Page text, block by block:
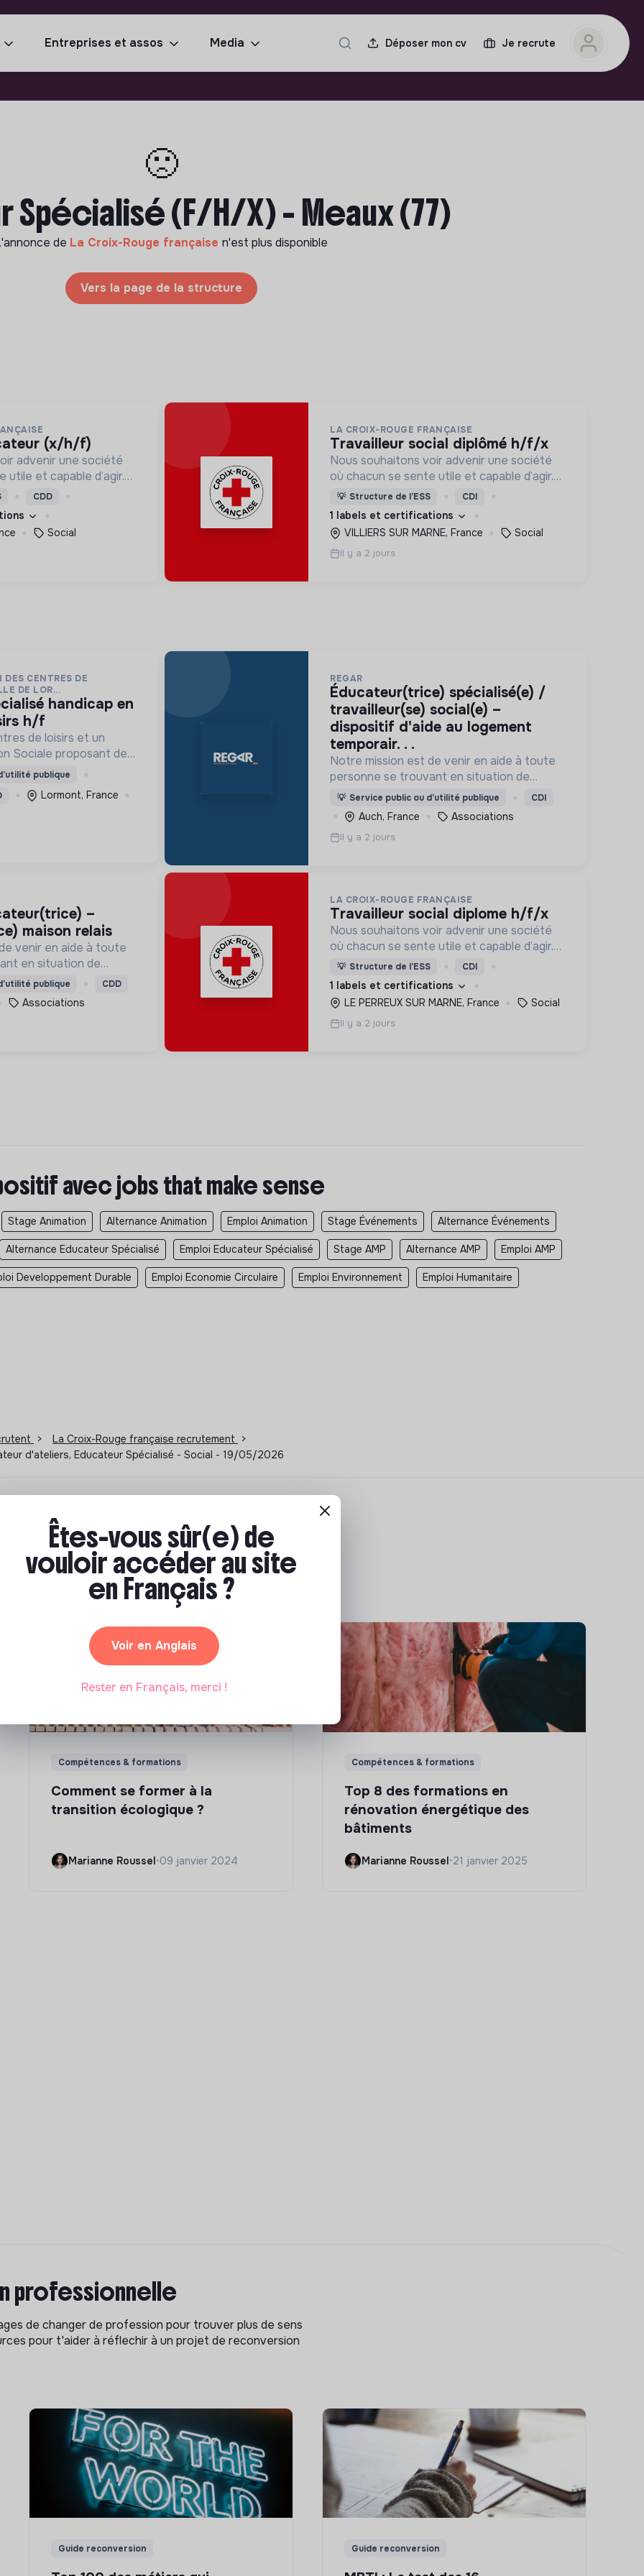
Entreprises et assos Media Déposer mon cv Je recrute
🙁
Spécialisé (F/H/X) - Meaux (77)
de La Croix-Rouge française n'est plus disponible
Vers la page de la structure
(x/h/f)
advenir une société
utile et capable d’agir.
des moyens et
innovants et
CDD
Social
LA CROIX-ROUGE FRANÇAISE
travailleur social diplômé h/f/x
Nous souhaitons voir advenir une société
où chacun se sente utile et capable d’agir.
Pour cela, nous proposons des moyens et
des lieux d’engagement innovants et
adaptés à tous.
💡 Structure de l’ESS CDI
1 labels et certifications
VILLIERS SUR MARNE, France
Social
Il y a 2 jours
CENTRES DE
DE LOR...
h/f
de loisirs et un
Sociale proposant des
Langue Étrangère
aux droits.
publique
Lormont, France
REGAR
éducateur(trice) spécialisé(e) /
travailleur(se) social(e) –
dispositif d'aide au logement
temporair. . .
Notre mission est de venir en aide à toute
personne se trouvant en situation de
difficulté matérielle, en détresse psychique
et plus généralement en situation
d’exclusion sociale ou professionnelle.
💡 Service public ou d’utilité publique CDI
Auch, France Associations
Il y a 2 jours
maison relais
venir en aide à toute
en situation de
en détresse psychique
en situation
ou professionnelle.
publique CDD
Associations
LA CROIX-ROUGE FRANÇAISE
travailleur social diplome h/f/x
Nous souhaitons voir advenir une société
où chacun se sente utile et capable d’agir.
Pour cela, nous proposons des moyens et
des lieux d’engagement innovants et
adaptés à tous.
💡 Structure de l’ESS CDI
1 labels et certifications
LE PERREUX SUR MARNE, France
Social
Il y a 2 jours
avec jobs that make sense
Stage Animation Alternance Animation Emploi Animation Stage Événements Alternance Événements
Alternance Educateur Spécialisé Emploi Educateur Spécialisé Stage AMP Alternance AMP Emploi AMP
Developpement Durable Emploi Economie Circulaire Emploi Environnement Emploi Humanitaire
> La Croix-Rouge française recrutement
>
d'ateliers, Educateur Spécialisé - Social - 19/05/2026
à impact
commencer ? Pas de panique, on te propose une
écologique et solidaire !
Compétences & formations
Comment se former à la
transition écologique ?
Marianne Roussel•09 janvier 2024
Compétences & formations
Top 8 des formations en
rénovation énergétique des
bâtiments
Marianne Roussel•21 janvier 2025
professionnelle
de changer de profession pour trouver plus de sens
pour t'aider à réflechir à un projet de reconversion
Guide reconversion Guide reconversion
Êtes-vous sûr(e) de
vouloir accéder au site
en Français ?
Voir en Anglais
Rester en Français, merci !